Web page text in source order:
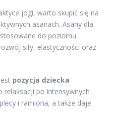
jogi, warto skupić się na
asanach. Asany dla
do poziomu
siły, elastyczności oraz
pozycja dziecka
relaksacji po intensywnych
i ramiona, a także daje